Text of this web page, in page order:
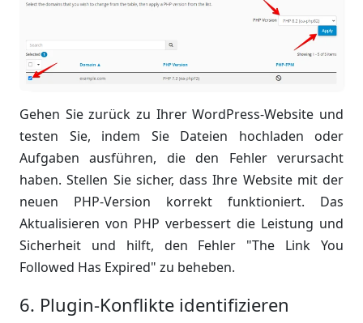
Gehen Sie zurück zu Ihrer WordPress-Website und
testen Sie, indem Sie Dateien hochladen oder
Aufgaben ausführen, die den Fehler verursacht
haben. Stellen Sie sicher, dass Ihre Website mit der
neuen PHP-Version korrekt funktioniert. Das
Aktualisieren von PHP verbessert die Leistung und
Sicherheit und hilft, den Fehler "The Link You
Followed Has Expired" zu beheben.
6. Plugin-Konflikte identifizieren